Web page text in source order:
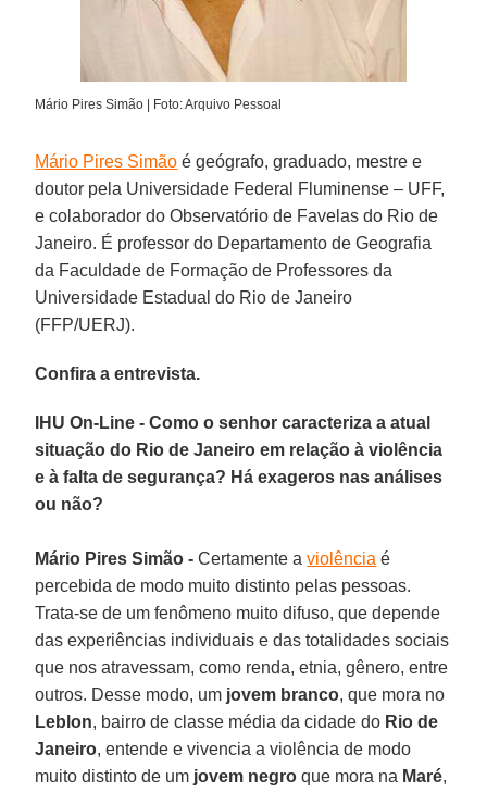
Mário Pires Simão | Foto: Arquivo Pessoal
Mário Pires Simão é geógrafo, graduado, mestre e
doutor pela Universidade Federal Fluminense – UFF,
e colaborador do Observatório de Favelas do Rio de
Janeiro. É professor do Departamento de Geografia
da Faculdade de Formação de Professores da
Universidade Estadual do Rio de Janeiro
(FFP/UERJ).
Confira a entrevista.
IHU On-Line - Como o senhor caracteriza a atual
situação do Rio de Janeiro em relação à violência
e à falta de segurança? Há exageros nas análises
ou não?
Mário Pires Simão - Certamente aviolência é
percebida de modo muito distinto pelas pessoas.
Trata-se de um fenômeno muito difuso, que depende
das experiências individuais e das totalidades sociais
que nos atravessam, como renda, etnia, gênero, entre
outros. Desse modo, um jovem branco, que mora no
Leblon, bairro de classe média da cidade do Rio de
Janeiro, entende e vivencia a violência de modo
muito distinto de um jovem negro que mora na Maré,